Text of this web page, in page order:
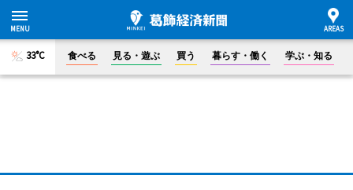
33°C 食べる 見る・遊ぶ 買う 暮らす・働く 学ぶ・知る